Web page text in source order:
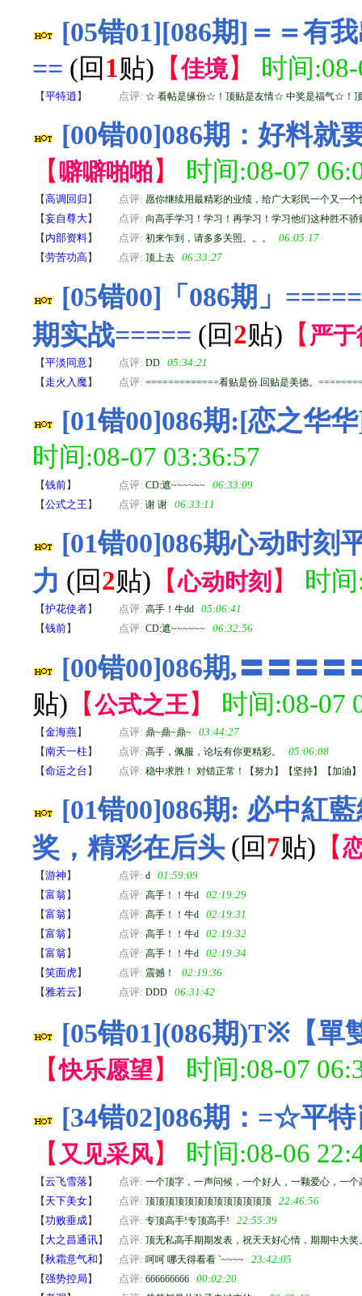
[05错01][086期]＝＝有
== (回 1贴) 【佳境】 时间
【平特逍 】 点评: ☆ 看帖是缘份☆！顶贴是友情☆ 中奖是福气☆！
[00错00]086期：好料就
【噼噼啪啪 】 时间:08-07
【高调回归 】 点评: 愿你继续用最精彩的业绩，给广大彩民一个又一
【妄自尊大】 点评: 向高手学习！学习！再学习！学习他们这种胜不骄
【 内部资料】 点评: 初来乍到，请多多关照。。。
06:05:17
【劳苦功高】 点评: 顶上去 06:33:27
[05错00]「086期」
期实战===== (回2贴) 【 严
【平淡同意】 点评: DD
05:34:21
【走火入魔】 点评: =============看贴是份.回贴是美德。
[01错00]086期:[恋之华
时间:08-07 03:36:57
【钱前】 点评: CD:遮~~~~~~
06:33:09
【公式之王 】 点评: 谢 谢 06:33:11
[01错00]086期心动时
力 (回2贴) 【心动时刻 】 时
【护花使者】 点评: 高手！牛dd
05:06:41
【钱前】 点评: CD:遮~~~~~~ 06:32:56
[00错00]086期,〓〓〓
贴) 【公式之王】 时间:08-07
【金海燕】 点评: 鼎~鼎~鼎~
03:44:27
【南天一柱】 点评: 高手，佩服，论坛有你更精彩。
05:06:08
【命运之台】 点评: 稳中求胜！ 对错正常！【努力】【坚持】【加油
[01错00]086期: 必中紅
奖，精彩在后头 (回7贴) 【
【游神】 点评: d
01:59:09
【富翁 】 点评: 高手！！牛d
02:19:29
【富翁 】 点评: 高手！！牛d
02:19:31
【富翁 】 点评: 高手！！牛d
02:19:32
【富翁 】 点评: 高手！！牛d
02:19:34
【笑面虎】 点评: 震撼！
02:19:36
【雅若云 】 点评: DDD 06:31:42
[05错01](086期)T※【
【快乐愿望 】 时间:08-07
[34错02]086期：=☆平
【 又见采风】 时间:08-06
【云飞雪落】 点评: 一个顶字，一声问候，一个好人，一颗爱心，一
【天下美女】 点评: 顶顶顶顶顶顶顶顶顶顶顶顶顶
22:46:56
【功败垂成】 点评: 专顶高手!专顶高手!
22:55:39
【大之昌通讯】 点评: 顶无私高手期期发表，祝天天好心情，期期中大奖
【秋霜意气和】 点评: 呵呵 哪天得看看 `~~~~
23:42:05
【强势控局】 点评: 666666666
00:02:20